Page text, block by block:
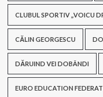
CLUBUL SPORTIV „VOICU
CĂLIN GEORGESCU
DĂRUIND VEI DOBÂNDI
EURO EDUCATION